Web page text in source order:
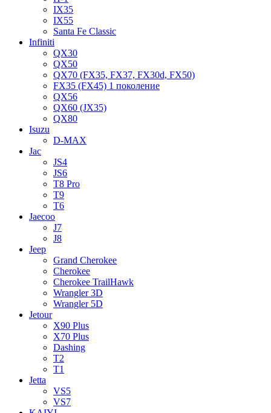
IX35
IX55
Santa Fe Classic
Infiniti
QX30
QX50
QX70 (FX35, FX37, FX30d, FX50)
FX35 (FX45) 1 поколение
QX56
QX60 (JX35)
QX80
Isuzu
D-MAX
Jac
JS4
JS6
T8 Pro
T9
T6
Jaecoo
J7
J8
Jeep
Grand Cherokee
Cherokee
Cherokee TrailHawk
Wrangler 3D
Wrangler 5D
Jetour
X90 Plus
X70 Plus
Dashing
T2
T1
Jetta
VS5
VS7